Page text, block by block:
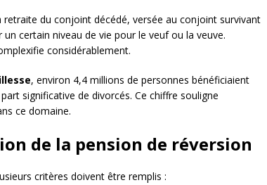
retraite du conjoint décédé, versée au conjoint survivant
certain niveau de vie pour le veuf ou la veuve.
considérablement.
, environ 4,4 millions de personnes bénéficiaient
significative de divorcés. Ce chiffre souligne
ce domaine.
de la pension de réversion
critères doivent être remplis :